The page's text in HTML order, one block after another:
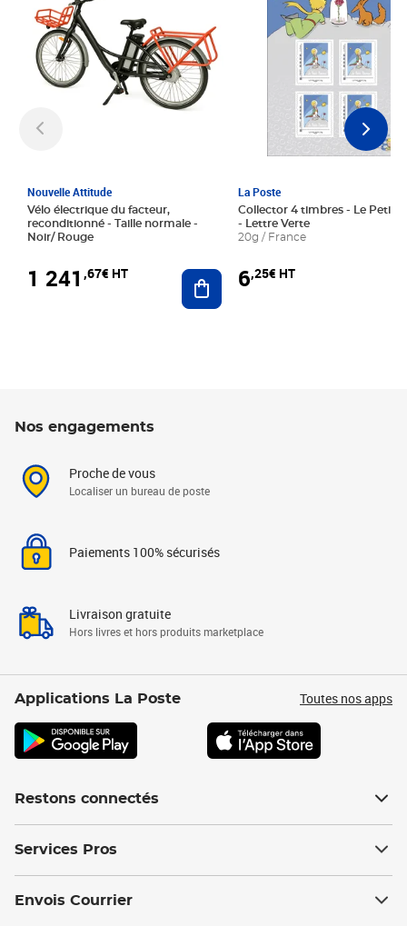
Nouvelle Attitude
Vélo électrique du facteur,
reconditionné - Taille normale -
Noir/ Rouge
1 241 ,67€ HT Ajouter au panier
La Poste
Collector 4 timbres - Le Petit
- Lettre Verte
20g / France
6,25€ HT
Nos engagements
Proche de vous
Localiser un bureau de poste
Paiements 100% sécurisés
Livraison gratuite
Hors livres et hors produits marketplace
Applications La Poste Toutes nos apps
Restons connectés
Services Pros
Envois Courrier